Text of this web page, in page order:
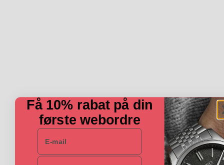
Få 10% rabat på din
første webordre
E-mail
Navn